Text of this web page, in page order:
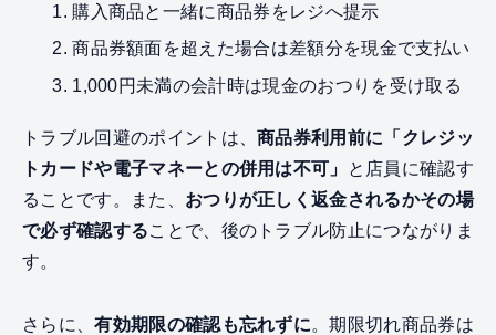
購入商品と一緒に商品券をレジへ提示
商品券額面を超えた場合は差額分を現金で支払い
1,000円未満の会計時は現金のおつりを受け取る
トラブル回避のポイントは、商品券利用前に「クレジッ
トカードや電子マネーとの併用は不可」
と店員に確認す
ることです。また、 おつりが正しく返金されるかその場
で必ず確認することで、後のトラブル防止につながりま
す。
さらに、有効期限の確認も忘れずに。期限切れ商品券は